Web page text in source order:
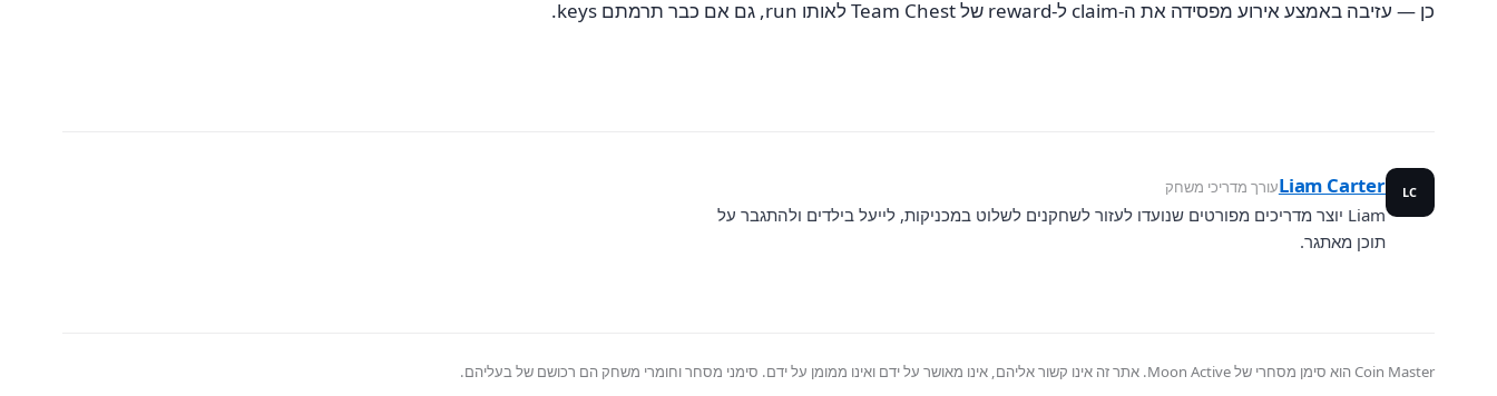
כן — עזיבה באמצע אירוע מפסידה את ה-claim ל-reward של Team Chest לאותו run, גם אם כבר תרמתם keys.
LC
Liam Carterעורך מדריכי משחק
Liam יוצר מדריכים מפורטים שנועדו לעזור לשחקנים לשלוט במכניקות, לייעל בילדים ולהתגבר על
תוכן מאתגר.
Coin Master הוא סימן מסחרי של Moon Active. אתר זה אינו קשור אליהם, אינו מאושר על ידם ואינו ממומן על ידם. סימני מסחר וחומרי משחק הם רכושם של בעליהם.